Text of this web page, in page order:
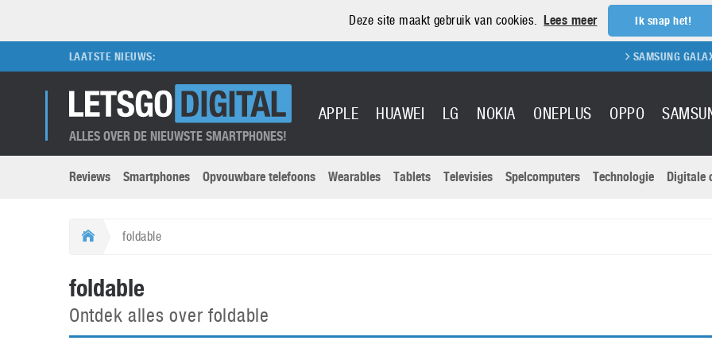
Deze site maakt gebruik van cookies. Lees meer Ik snap het!
LAATSTE NIEUWS: SAMSUNG GALAXY
ALLES OVER DE NIEUWSTE SMARTPHONES!
APPLE HUAWEI LG NOKIA ONEPLUS OPPO
Merken submenu
Apple
Computermuseum
Honor
Huawei
OnePlus
Oppo
Nikon
Reviews Smartphones Opvouwbare telefoons Wearables Tablets Televisies Spelcomputers Technologie Digitale
Categorien submenu
5G
Aanbiedingen
Abonnement
Digitale camera’s
DSLR camera’s
Televisies
foldable
foldable
Ontdek alles over foldable